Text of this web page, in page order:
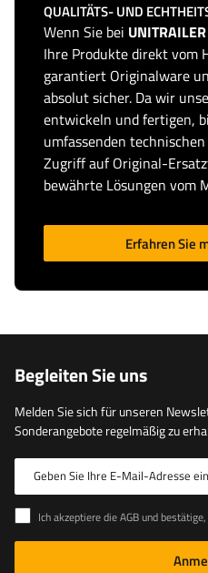
QUALITÄTS- UND
Wenn Sie bei UNITRAILER
Ihre Produkte direkt vom
garantiert Originalware
absolut sicher. Da wir
entwickeln und fertigen,
umfassenden
Zugriff auf Original-
bewährte Lösungen vom
Erfahren Sie
Begleiten Sie uns
Melden Sie sich für unseren
Sonderangebote regelmäßig zu
Geben Sie Ihre E-Mail-Adresse ein
Ich akzeptiere die AGB und bestätige, dass ich die